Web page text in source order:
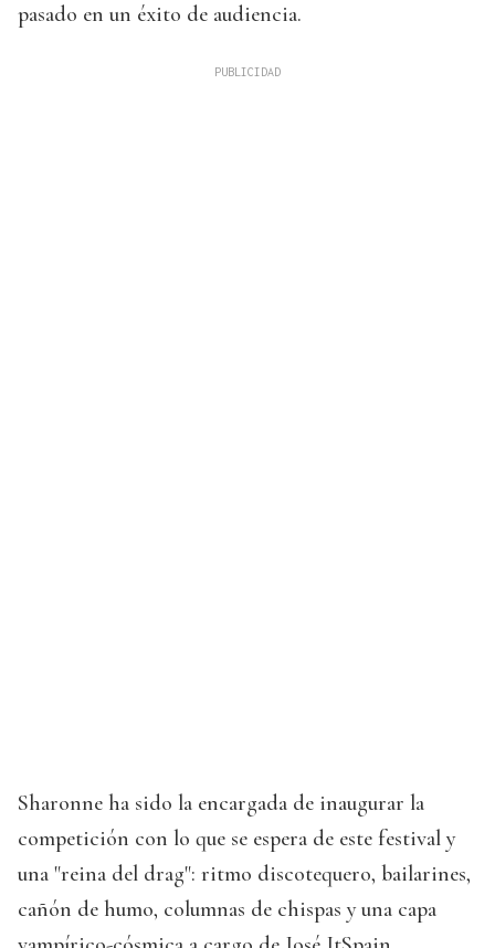
pasado en un éxito de audiencia.
Sharonne ha sido la encargada de inaugurar la
competición con lo que se espera de este festival y
una "reina del drag": ritmo discotequero, bailarines,
cañón de humo, columnas de chispas y una capa